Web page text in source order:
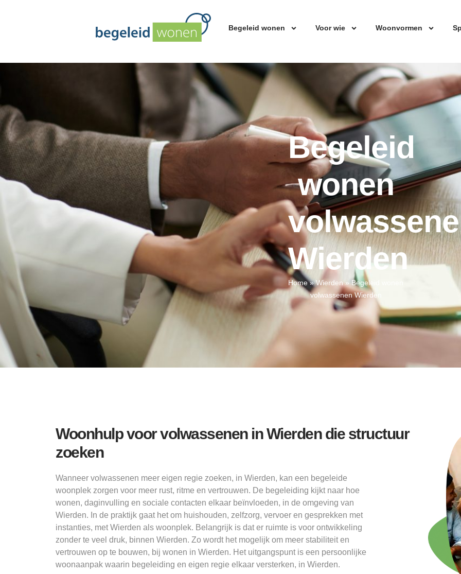
Begeleid wonen Voor wie Woonvormen
Begeleid
wonen
Wierden
Home»Wierden» Begeleid wonen
volwassenen Wierden
Woonhulp voor volwassenen in Wierden die structuur
zoeken
Wanneer volwassenen meer eigen regie zoeken, in Wierden, kan een begeleide
woonplek zorgen voor meer rust, ritme en vertrouwen. De begeleiding kijkt naar hoe
wonen, daginvulling en sociale contacten elkaar beïnvloeden, in de omgeving van
Wierden. In de praktijk gaat het om huishouden, zelfzorg, vervoer en gesprekken met
instanties, met Wierden als woonplek. Belangrijk is dat er ruimte is voor ontwikkeling
zonder te veel druk, binnen Wierden. Zo wordt het mogelijk om meer stabiliteit en
vertrouwen op te bouwen, bij wonen in Wierden. Het uitgangspunt is een persoonlijke
woonaanpak waarin begeleiding en eigen regie elkaar versterken, in Wierden.